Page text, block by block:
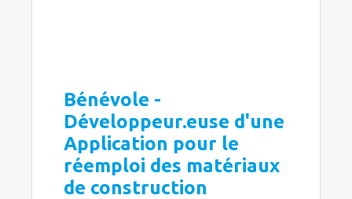
Bénévole -
Développeur.euse d'une
Application pour le
réemploi des matériaux
de construction